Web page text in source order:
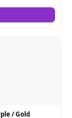
/ Gold